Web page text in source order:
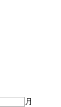
月